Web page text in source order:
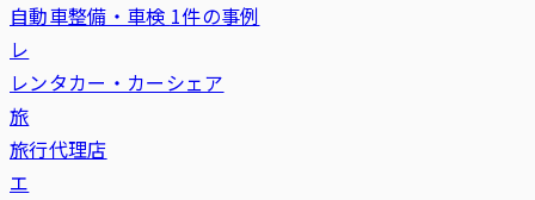
自動車整備・車検 1件の事例
レ
レンタカー・カーシェア
旅
旅行代理店
エ